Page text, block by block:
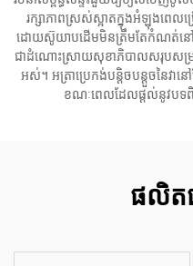
រក្សាភាពស្រស់ស្អាតក្នុងអំឡុងពេលប្រ
ដោយស៊ូយាបដើមមិនត្រឹមតែកំណត់នៅក
ជាដំណោះស្រាយសុខាភិបាលសរុបសម្រ
អស់។ អត្រាប្រេកង់បន្តិចបន្តួចនៃវ
ខណៈពេលដែលផ្តល់នូវបទ
ផលិត